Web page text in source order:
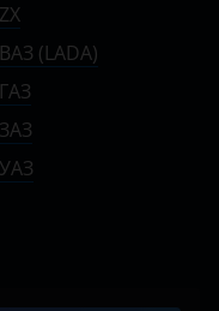
ZX
ВАЗ (LADA)
ГАЗ
ЗАЗ
УАЗ